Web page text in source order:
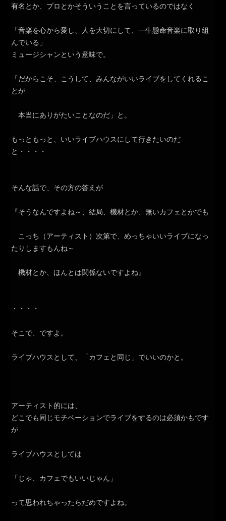
有名とか、プロとかそういうことを言っているのではなく
「音楽を心から愛し、人を大切にして、一生懸命音楽に取り組
んでいる」
ミュージシャンという意味で。
「だからこそ、こうして、みんながいいライブをしてくれるこ
とが
本当にありがたいことなのだ」と。
もっともっと、いいライブハウスにして行きたいのだ
と・・・・
そんな話で、その方の答えが
『そうなんですよね～、結局、機材とか、無いカフェとかでも
こっち（アーティスト）次第で、めっちゃいいライブになっ
たりしますもんね～
機材とか、ほんとは関係ないですよね』
・・・・
そこで、ですよ。
ライブハウスとして、「カフェと同じ」でいいのかと。
アーティスト的には、
どこでも同じモチベーションでライブをするのは必須かもです
が
ライブハウスとしては
「じゃ、カフェでもいいじゃん」
って思われちゃったらだめですよね。